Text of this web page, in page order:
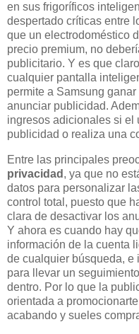
en sus frigoríficos
despertado críticas entre
que un electrodoméstico
precio premium, no
publicitario. Y es que
cualquier pantalla
permite a Samsung
anunciar publicidad.
ingresos adicionales si el
publicidad o realiza una
Entre las principales
privacidad , ya que no
datos para personalizar
control total, puesto que
clara de desactivar los
Y ahora es cuando hay
información de la cuenta
de cualquier búsqueda, e
para llevar un
dentro. Por lo que la
orientada a
acabando y sueles